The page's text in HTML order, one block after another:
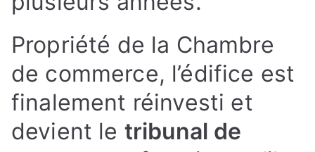
Propriété de la Chambre
de commerce, l’édifice est
finalement réinvesti et
devient le tribunal de